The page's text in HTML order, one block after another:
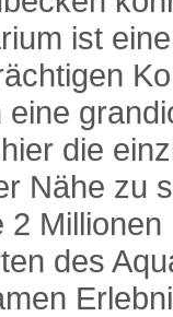
ist
die
Nähe zu
des